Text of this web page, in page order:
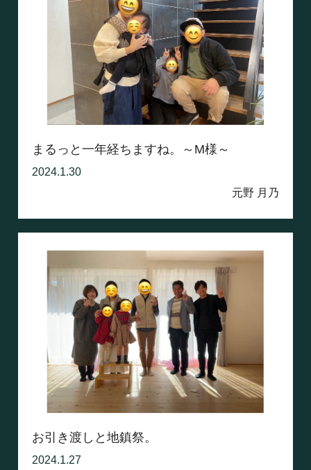
まるっと一年経ちますね。～M様～
2024.1.30
元野 月乃
お引き渡しと地鎮祭。
2024.1.27